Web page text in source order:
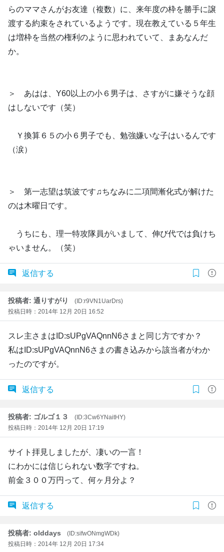
らのママさんがお友達（複数）に、来年度の枠を勝手に譲
渡する約束をされているようです。現在教えている５年生
は増枠を当然の権利のように思われていて、まあなんだ
か。
＞ あはは、Y60以上の小６男子は、さすがに嫌そうな顔
はしないです（笑）
Ｙ換算６５の小６男子でも、勉強嫌いな子はいるんです
（涙）
＞ 第一志望は筑波です♫ちなみに二項間漸化式が解けた
のは木曜日です。
うちにも、理一特攻隊員がいまして、伸び代では負けち
ゃいません。（笑）
返信する
投稿者: 通りすがり
(ID:r9VN1UarDrs)
投稿日時：2014年 12月 20日 16:52
スレ主さまはID:sUPgVAQnnN6さまと同じ方ですか？
私はID:sUPgVAQnnN6さまの書き込みから該当者がわか
ったのですが。
返信する
投稿者: ゴルゴ１３
(ID:3Cw6YNaitHY)
投稿日時：2014年 12月 20日 17:19
サイト拝見しましたが、凄いの一言！
にわかには信じられない数字ですね。
前金３００万円って、何ヶ月分よ？
返信する
投稿者: olddays
(ID:sifwONmgWDk)
投稿日時：2014年 12月 20日 17:34